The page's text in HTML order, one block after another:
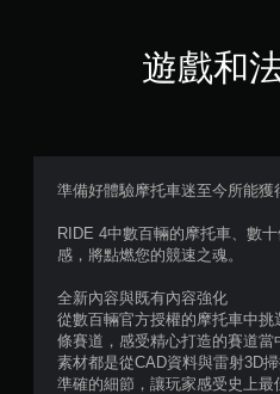
遊戲和
準備好體驗摩托車迷至今所能獲
RIDE 4中數百輛的摩托車、數
感，將點燃您的競速之魂。
全新內容與既有內容強化
從數百輛官方授權的摩托車中
條賽道，感受精心打造的賽道
素材都是從CAD資料與雷射3D
準確的細節，讓玩家感受史上最